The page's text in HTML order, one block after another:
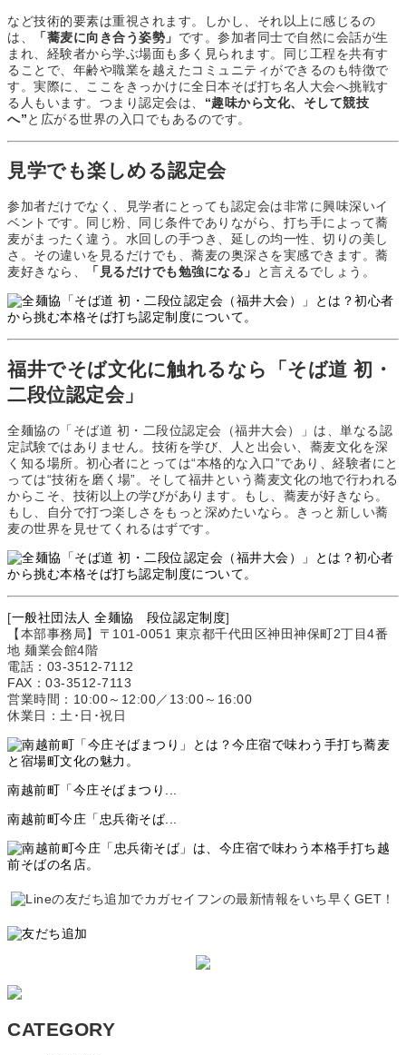
など技術的要素は重視されます。しかし、それ以上に感じるの
は、
「蕎麦に向き合う姿勢」 です。参加者同士で自然に会話が生
まれ、経験者から学ぶ場面も多く見られます。同じ工程を共有す
ることで、年齢や職業を越えたコミュニティができるのも特徴で
す。実際に、ここをきっかけに全日本そば打ち名人大会へ挑戦す
る人もいます。つまり認定会は、 “趣味から文化、そして競技
へ”と広がる世界の入口でもあるのです。
見学でも楽しめる認定会
参加者だけでなく、見学者にとっても認定会は非常に興味深いイ
ベントです。同じ粉、同じ条件でありながら、打ち手によって蕎
麦がまったく違う。水回しの手つき、延しの均一性、切りの美し
さ。その違いを見るだけでも、蕎麦の奥深さを実感できます。蕎
麦好きなら、
「見るだけでも勉強になる」 と言えるでしょう。
福井でそば文化に触れるなら「そば道 初・
二段位認定会」
全麺協の「そば道 初・二段位認定会（福井大会）」は、単なる認
定試験ではありません。技術を学び、人と出会い、蕎麦文化を深
く知る場所。初心者にとっては“本格的な入口”であり、経験者にと
っては“技術を磨く場”。そして福井という蕎麦文化の地で行われる
からこそ、技術以上の学びがあります。もし、蕎麦が好きなら。
もし、自分で打つ楽しさをもっと深めたいなら。きっと新しい蕎
麦の世界を見せてくれるはずです。
[一般社団法人 全麺協 段位認定制度]
【本部事務局】〒101-0051 東京都千代田区神田神保町2丁目4番
地 麺業会館4階
電話：03-3512-7112
FAX：03-3512-7113
営業時間：10:00～12:00／13:00～16:00
休業日：土･日･祝日
南越前町「今庄そばまつり...
南越前町今庄「忠兵衛そば...
CATEGORY